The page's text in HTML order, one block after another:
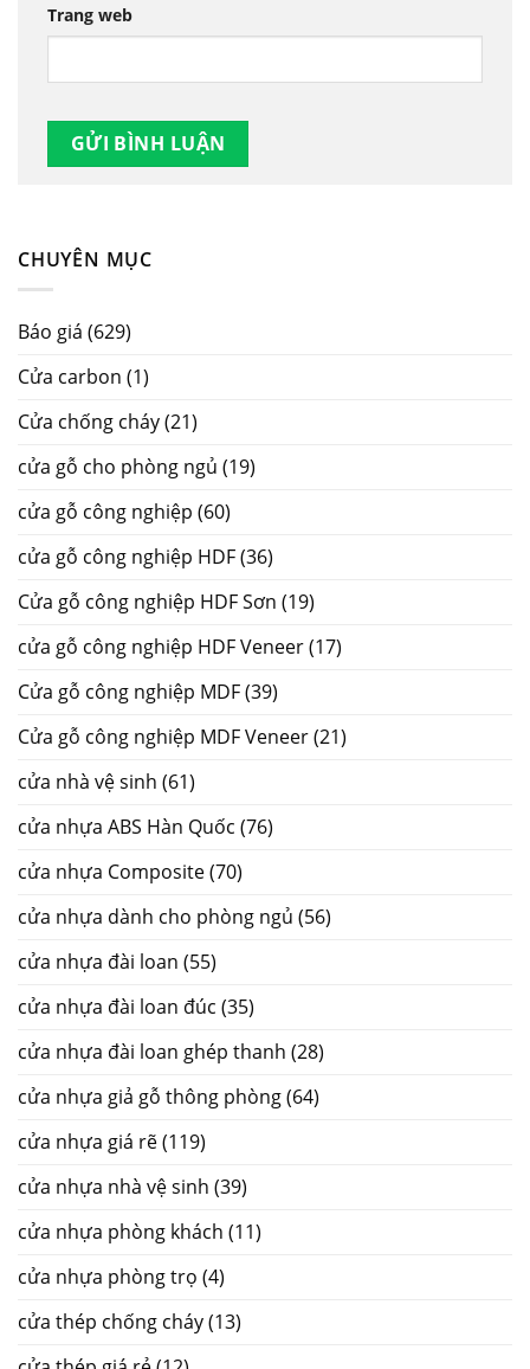
CHUYÊN MỤC
Báo giá (629)
Cửa carbon (1)
Cửa chống cháy(21)
cửa gỗ cho phòng ngủ (19)
cửa gỗ công nghiệp (60)
cửa gỗ công nghiệp HDF(36)
Cửa gỗ công nghiệp HDF Sơn (19)
cửa gỗ công nghiệp HDF Veneer(17)
Cửa gỗ công nghiệp MDF(39)
Cửa gỗ công nghiệp MDF Veneer(21)
cửa nhà vệ sinh (61)
cửa nhựa ABS Hàn Quốc (76)
cửa nhựa Composite(70)
cửa nhựa dành cho phòng ngủ (56)
cửa nhựa đài loan (55)
cửa nhựa đài loan đúc (35)
cửa nhựa đài loan ghép thanh (28)
cửa nhựa giả gỗ thông phòng(64)
cửa nhựa giá rẽ(119)
cửa nhựa nhà vệ sinh (39)
cửa nhựa phòng khách (11)
cửa nhựa phòng trọ (4)
cửa thép chống cháy(13)
Trang web